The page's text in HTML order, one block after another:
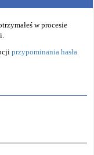
w procesie
przypominania hasła.